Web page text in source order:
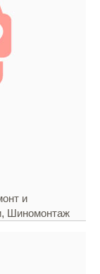
и
, Шиномонтаж